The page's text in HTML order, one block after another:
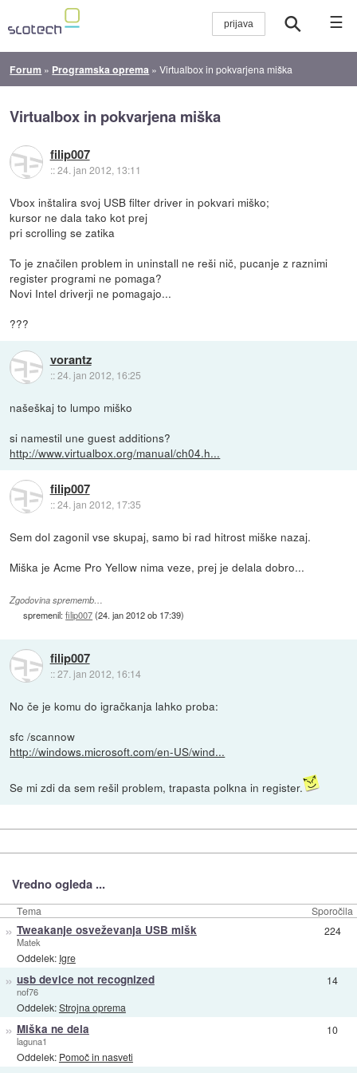
☰
Forum » Programska oprema »Virtualbox in pokvarjena miška
Virtualbox in pokvarjena miška
filip007
::24. jan 2012, 13:11
Vbox inštalira svoj USB filter driver in pokvari miško;
kursor ne dala tako kot prej
pri scrolling se zatika
To je značilen problem in uninstall ne reši nič, pucanje z raznimi
register programi ne pomaga?
Novi Intel driverji ne pomagajo...
???
vorantz
::24. jan 2012, 16:25
našeškaj to lumpo miško
si namestil une guest additions?
http://www.virtualbox.org/manual/ch04.h...
filip007
::24. jan 2012, 17:35
Sem dol zagonil vse skupaj, samo bi rad hitrost miške nazaj.
Miška je Acme Pro Yellow nima veze, prej je delala dobro...
Zgodovina sprememb…
spremenil:filip007(24. jan 2012 ob 17:39)
filip007
::27. jan 2012, 16:14
No če je komu do igračkanja lahko proba:
sfc /scannow
http://windows.microsoft.com/en-US/wind...
Se mi zdi da sem rešil problem, trapasta polkna in register.
Vredno ogleda ...
Tema Sporočila
» Tweakanje osveževanja USB mišk
Matek
Oddelek: Igre
224
» usb device not recognized
nof76
Oddelek:Strojna oprema
14
» Miška ne dela
laguna1
Oddelek: Pomoč in nasveti
10